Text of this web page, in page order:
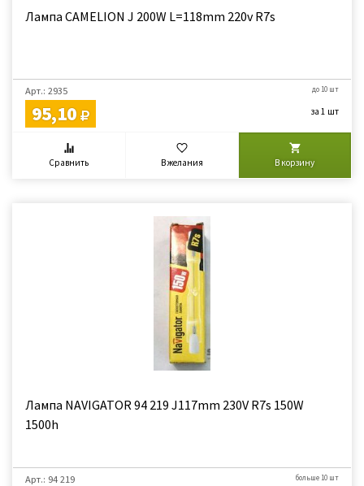
Лампа CAMELION J 200W L=118mm 220v R7s
Арт.: 2935
95,10
до 10 шт
за 1 шт
Сравнить В желания В корзину
Лампа NAVIGATOR 94 219 J117mm 230V R7s 150W
1500h
Арт.: 94 219 больше 10 шт